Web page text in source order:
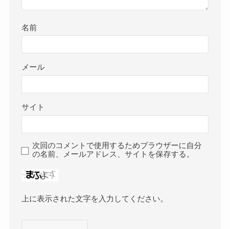
名前
メール
サイト
次回のコメントで使用するためブラウザーに自分
の名前、メールアドレス、サイトを保存する。
上に表示された文字を入力してください。